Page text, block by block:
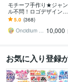
モチーフ手作り★ジャン
ル不問！ロゴデザインし
ます アイドル/ゲーム/楽
曲/TV番組/YouTube/ネー
ムロゴ
5.0 (368)
Oncidium room 10,000
お気に入り登録